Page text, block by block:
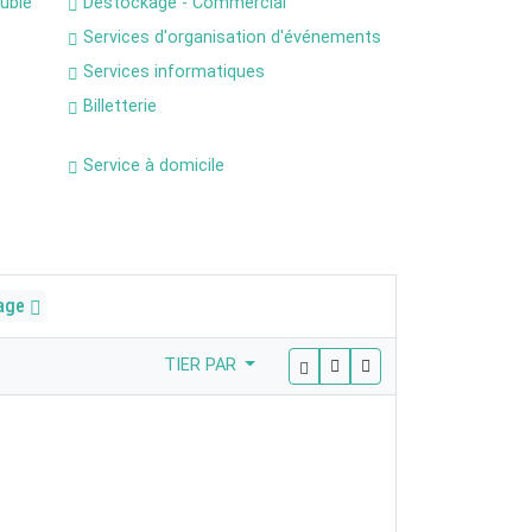
Services d'organisation d'événements
Services informatiques
Billetterie
Service à domicile
TIER PAR